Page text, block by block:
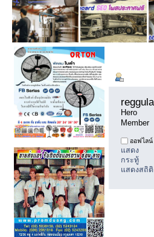
Hero
Member
ออฟไลน์
แสดง
กระทู้
แสดงสถิติ